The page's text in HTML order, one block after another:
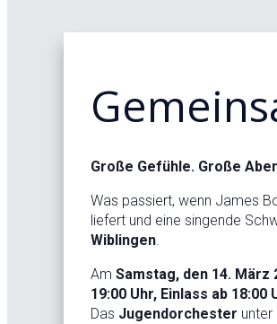
Große Gefühle. Große
Was passiert, wenn James
liefert und eine singende
Wiblingen.
Am Samstag, den 14. März
19:00 Uhr, Einlass ab 18:00
Das Jugendorchester unter